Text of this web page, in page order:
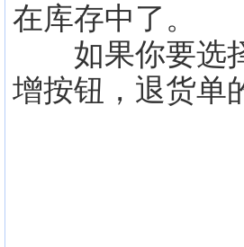
在库存中了。
如果你要选择
增按钮，退货单